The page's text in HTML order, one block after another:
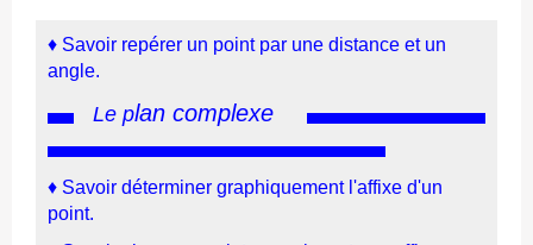
♦ Savoir repérer un point par une distance et un
angle.
Le plan complexe
♦ Savoir déterminer graphiquement l'affixe d'un
point.